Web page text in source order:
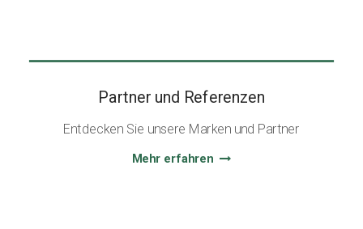
Partner und Referenzen
Entdecken Sie unsere Marken und Partner
Mehr erfahren